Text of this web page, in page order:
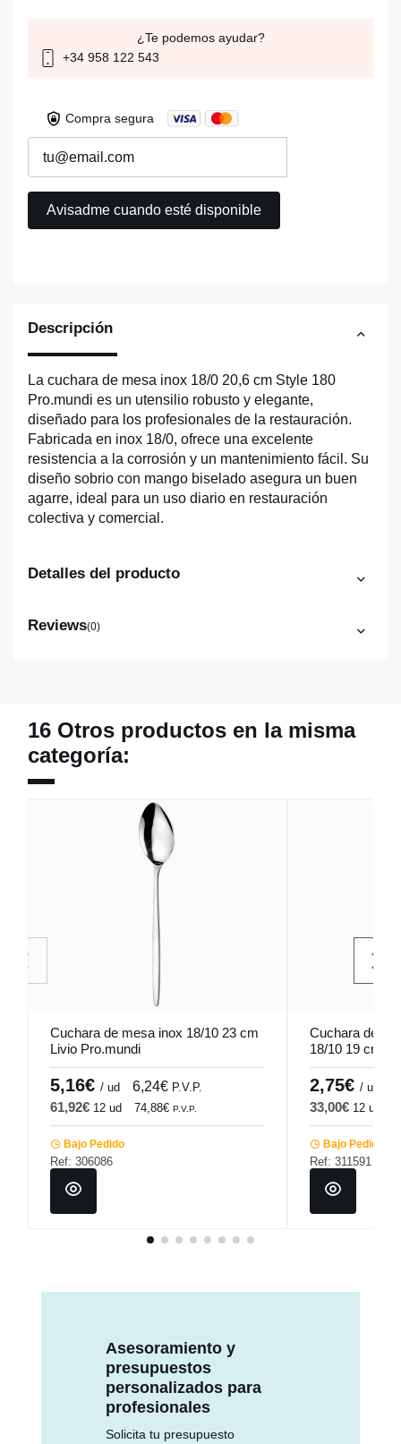
Descripción
La cuchara de mesa inox 18/0 20,6 cm Style 180
Pro.mundi es un utensilio robusto y elegante,
diseñado para los profesionales de la restauración.
Fabricada en inox 18/0, ofrece una excelente
resistencia a la corrosión y un mantenimiento fácil. Su
diseño sobrio con mango biselado asegura un buen
agarre, ideal para un uso diario en restauración
colectiva y comercial.
Detalles del producto
Reviews(0)
¿Te podemos ayudar?
+34 958 122 543
Compra segura
16 Otros productos en la misma
categoría:
Cuchara de mesa inox 18/10 23 cm
Livio Pro.mundi
5,16€ / ud 6,24€ P.V.P.
61,92€ 12 ud 74,88€ P.V.P.
Bajo Pedido
Ref: 306086
Cuchara de
18/10 19 cm
2,75€ / ud
33,00€ 12 ud
Bajo Pedido
Ref: 311591
Asesoramiento y
presupuestos
personalizados para
profesionales
Solicita tu presupuesto